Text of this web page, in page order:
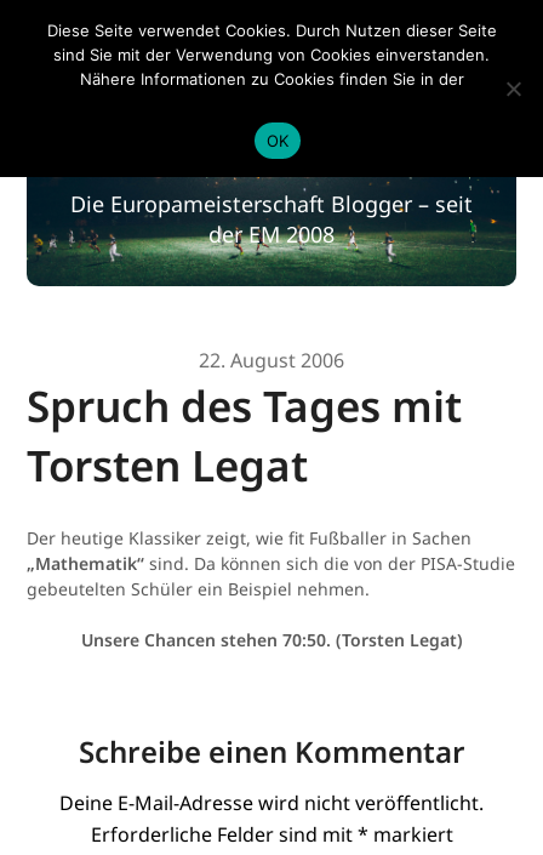
EM 2020
EM 2020
Die Europameisterschaft Blogger – seit
der EM 2008
22. August 2006
Spruch des Tages mit
Torsten Legat
Der heutige Klassiker zeigt, wie fit Fußballer in Sachen
„Mathematik“ sind. Da können sich die von der PISA-Studie
gebeutelten Schüler ein Beispiel nehmen.
Unsere Chancen stehen 70:50. (Torsten Legat)
Schreibe einen Kommentar
Deine E-Mail-Adresse wird nicht veröffentlicht.
Erforderliche Felder sind mit* markiert
Diese Seite verwendet Cookies. Durch Nutzen dieser Seite
sind Sie mit der Verwendung von Cookies einverstanden.
Nähere Informationen zu Cookies finden Sie in der
OK